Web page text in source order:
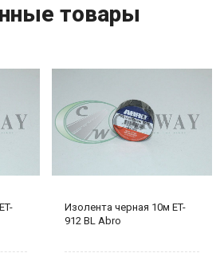
товары
Изолента черная 10м ET-
912 BL Abro